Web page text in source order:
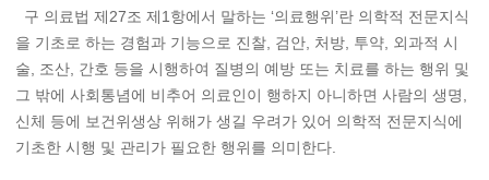
구 의료법 제27조 제1항에서 말하는 ‘의료행위’란 의학적 전문지식
을 기초로 하는 경험과 기능으로 진찰, 검안, 처방, 투약, 외과적 시
술, 조산, 간호 등을 시행하여 질병의 예방 또는 치료를 하는 행위 및
그 밖에 사회통념에 비추어 의료인이 행하지 아니하면 사람의 생명,
신체 등에 보건위생상 위해가 생길 우려가 있어 의학적 전문지식에
기초한 시행 및 관리가 필요한 행위를 의미한다.